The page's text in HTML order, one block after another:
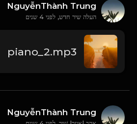
NguyễnThành Trung
העלה שיר חדש, לפני 4 שנים
piano_2.mp3
NguyễnThành Trung